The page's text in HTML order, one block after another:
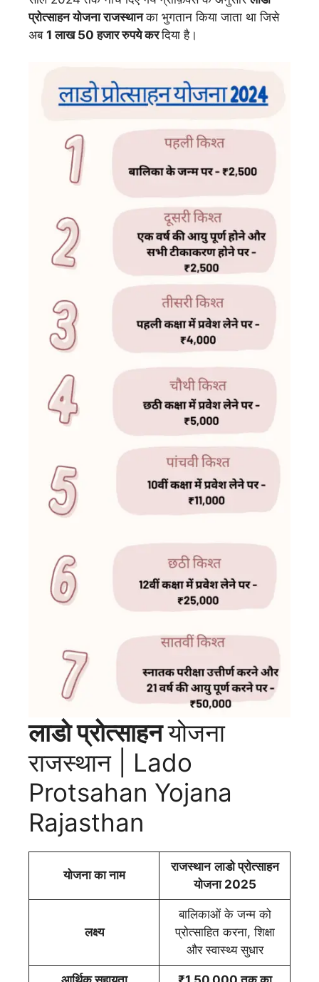
प्रोत्साहन योजना राजस्थानका भुगतान किया जाता था जिसे
अब 1 लाख 50 हजार रुपये करदिया है।
लाडो प्रोत्साहनयोजना
राजस्थान | Lado
Protsahan Yojana
Rajasthan
योजना का नाम
राजस्थान लाडो प्रोत्साहन
योजना 2025
लक्ष्य
बालिकाओं के जन्म को
प्रोत्साहित करना, शिक्षा
और स्वास्थ्य सुधार